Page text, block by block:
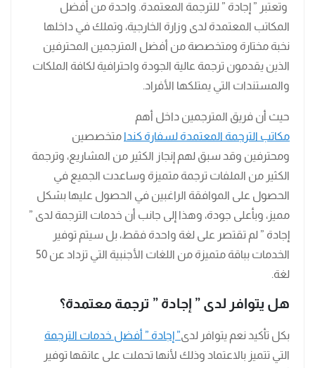
وتعتبر ” إجادة ” للترجمة المعتمدة. واحدة من أفضل
المكاتب المعتمدة لدى وزارة الخارجية، وتملك في داخلها
نخبة مختارة ومتخصصة من أفضل المترجمين المحترفين
الذين يقدمون ترجمة عالية الجودة واحترافية لكافة الملكات
والمستندات التي يمتلكها الأفراد.
حيث أن فريق المترجمين داخل أهم
مكاتب الترجمة المعتمدة لسفارة كندا متخصصين
ومحترفين وقد سبق لهم إنجاز الكثير من المشاريع، وترجمة
الكثير من الملفات ترجمة متميزة وساعدت الجميع في
الحصول على الموافقة الراغبين في الحصول عليها بشكل
مميز، وبأعلى جودة، وهذا إلى جانب أن خدمات الترجمة لدى ”
إجادة ” لم تقتصر على لغة واحدة فقط، بل سيتم توفير
الخدمات بباقة متميزة من اللغات الأجنبية التي تزداد عن 50
لغة.
هل يتوافر لدى ” إجادة ” ترجمة معتمدة؟
بكل تأكيد نعم يتوافر لدى” إجادة ” أفضل خدمات الترجمة
التي تتميز بالاعتماد وذلك لأنها تحملت على عاتقها توفير